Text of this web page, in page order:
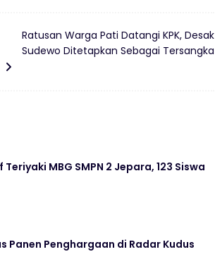
Ratusan Warga Pati Datangi KPK, Desak
Sudewo Ditetapkan Sebagai Tersangka
MBG SMPN 2 Jepara, 123 Siswa
Panen Penghargaan di Radar Kudus